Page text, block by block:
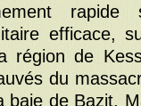
efficace,
région de
du
baie de Bazit.